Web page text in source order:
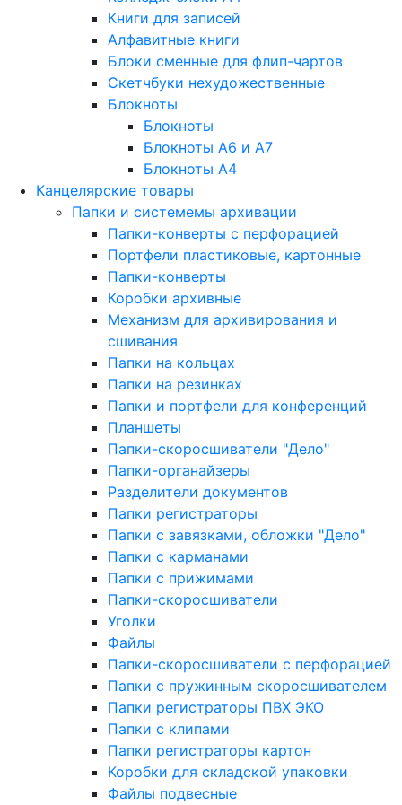
Книги для записей
Алфавитные книги
Блоки сменные для флип-чартов
Скетчбуки нехудожественные
Блокноты
Блокноты
Блокноты A6 и A7
Блокноты A4
Канцелярские товары
Папки и системемы архивации
Папки-конверты с перфорацией
Портфели пластиковые, картонные
Папки-конверты
Коробки архивные
Механизм для архивирования и
сшивания
Папки на кольцах
Папки на резинках
Папки и портфели для конференций
Планшеты
Папки-скоросшиватели "Дело"
Папки-органайзеры
Разделители документов
Папки регистраторы
Папки с завязками, обложки "Дело"
Папки с карманами
Папки с прижимами
Папки-скоросшиватели
Уголки
Файлы
Папки-скоросшиватели с перфорацией
Папки с пружинным скоросшивателем
Папки регистраторы ПВХ ЭКО
Папки с клипами
Папки регистраторы картон
Коробки для складской упаковки
Файлы подвесные